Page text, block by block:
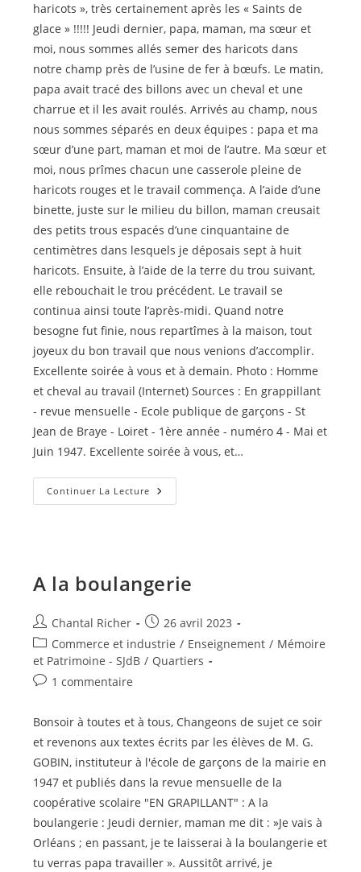
haricots », très certainement après les « Saints de
glace » !!!!! Jeudi dernier, papa, maman, ma sœur et
moi, nous sommes allés semer des haricots dans
notre champ près de l’usine de fer à bœufs. Le matin,
papa avait tracé des billons avec un cheval et une
charrue et il les avait roulés. Arrivés au champ, nous
nous sommes séparés en deux équipes : papa et ma
sœur d’une part, maman et moi de l’autre. Ma sœur et
moi, nous prîmes chacun une casserole pleine de
haricots rouges et le travail commença. A l’aide d’une
binette, juste sur le milieu du billon, maman creusait
des petits trous espacés d’une cinquantaine de
centimètres dans lesquels je déposais sept à huit
haricots. Ensuite, à l’aide de la terre du trou suivant,
elle rebouchait le trou précédent. Le travail se
continua ainsi toute l’après-midi. Quand notre
besogne fut finie, nous repartîmes à la maison, tout
joyeux du bon travail que nous venions d’accomplir.
Excellente soirée à vous et à demain. Photo : Homme
et cheval au travail (Internet) Sources : En grappillant
- revue mensuelle - Ecole publique de garçons - St
Jean de Braye - Loiret - 1ère année - numéro 4 - Mai et
Juin 1947. Excellente soirée à vous, et…
Continuer La Lecture « Les
Saints
A la boulangerie
Auteur/autrice
de
la
publication :
Chantal Richer
Publication
publiée :
26 avril 2023
Post
category:
Commerce et industrie / Enseignement / Mémoire
et Patrimoine - SJdB / Quartiers
Commentaires
la
1 commentaire
Bonsoir à toutes et à tous, Changeons de sujet ce soir
et revenons aux textes écrits par les élèves de M. G.
GOBIN, instituteur à l'école de garçons de la mairie en
1947 et publiés dans la revue mensuelle de la
coopérative scolaire "EN GRAPILLANT" : A la
boulangerie : Jeudi dernier, maman me dit : »Je vais à
Orléans ; en passant, je te laisserai à la boulangerie et
tu verras papa travailler ». Aussitôt arrivé, je